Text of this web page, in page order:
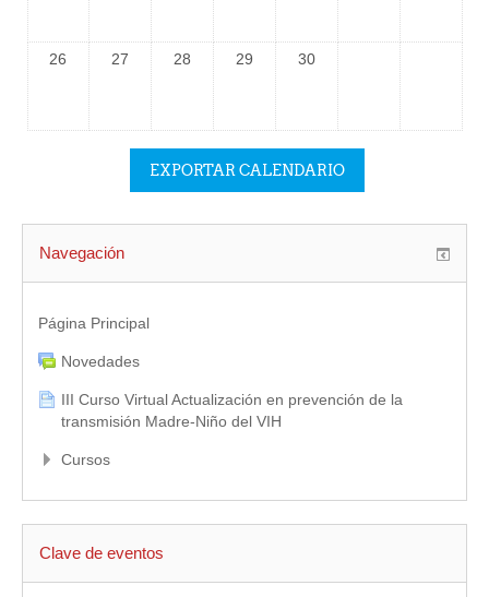
26 27 28 29 30
Navegación
Página Principal
Novedades
III Curso Virtual Actualización en prevención de la
transmisión Madre-Niño del VIH
Cursos
Clave de eventos